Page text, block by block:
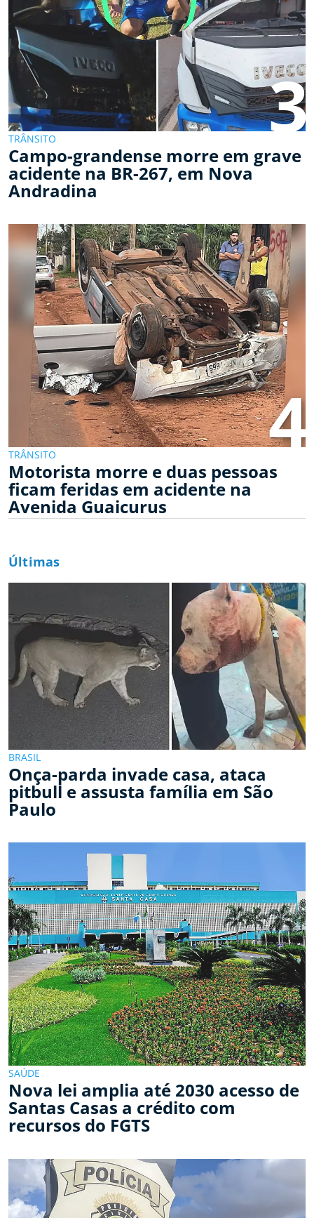
3
TRÂNSITO
Campo-grandense morre em grave
acidente na BR-267, em Nova
Andradina
4
TRÂNSITO
Motorista morre e duas pessoas
ficam feridas em acidente na
Avenida Guaicurus
Últimas
BRASIL
Onça-parda invade casa, ataca
pitbull e assusta família em São
Paulo
SAÚDE
Nova lei amplia até 2030 acesso de
Santas Casas a crédito com
recursos do FGTS